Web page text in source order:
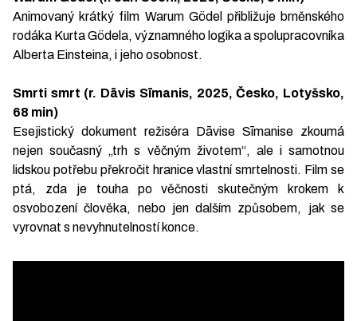
Animovaný krátký film Warum Gödel přibližuje brněnského
rodáka Kurta Gödela, významného logika a spolupracovníka
Alberta Einsteina, i jeho osobnost.
Smrti smrt (r. Dāvis Sīmanis, 2025, Česko, Lotyšsko,
68 min)
Esejistický dokument režiséra Dāvise Sīmanise zkoumá
nejen současný „trh s věčným životem“, ale i samotnou
lidskou potřebu překročit hranice vlastní smrtelnosti. Film se
ptá, zda je touha po věčnosti skutečným krokem k
osvobození člověka, nebo jen dalším způsobem, jak se
vyrovnat s nevyhnutelností konce.